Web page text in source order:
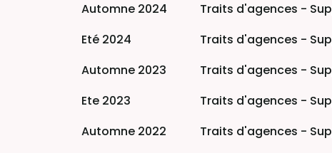
Automne 2024 Traits d'agences -
Eté 2024 Traits d'agences -
Automne 2023 Traits d'agences -
Ete 2023 Traits d'agences -
Automne 2022 Traits d'agences -